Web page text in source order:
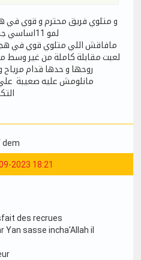
و متلوي فريق محترم و قوي في
لمو 11اساسي جمعة قبل بطولة و تقريبا كل جديد
مافاقش اللي متلوي قوي في
لعبت مقابلة كاملة من غير وسط
مانلومش عليه صعيبة
dem
2023 18:21
des recrues
sasse incha'Allah il